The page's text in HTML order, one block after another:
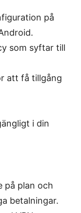
på
som syftar till
att få tillgång
i din
på plan och
betalningar.